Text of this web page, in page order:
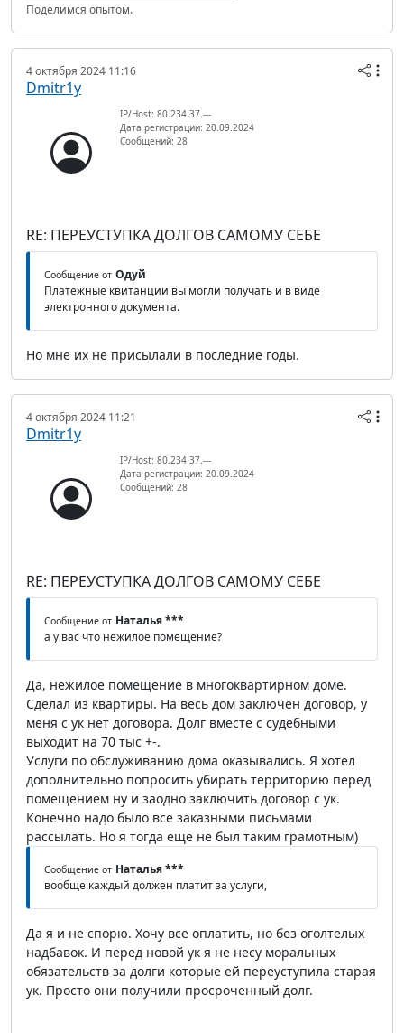
Поделимся опытом.
4 октября 2024 11:16
Dmitr1y
IP/Host: 80.234.37.---
Дата регистрации: 20.09.2024
Сообщений: 28
RE: ПЕРЕУСТУПКА ДОЛГОВ САМОМУ СЕБЕ
Сообщение от Одуй
Платежные квитанции вы могли получать и в виде
электронного документа.
Но мне их не присылали в последние годы.
4 октября 2024 11:21
Dmitr1y
IP/Host: 80.234.37.---
Дата регистрации: 20.09.2024
Сообщений: 28
RE: ПЕРЕУСТУПКА ДОЛГОВ САМОМУ СЕБЕ
Сообщение от Наталья ***
а у вас что нежилое помещение?
Да, нежилое помещение в многоквартирном доме.
Сделал из квартиры. На весь дом заключен договор, у
меня с ук нет договора. Долг вместе с судебными
выходит на 70 тыс +-.
Услуги по обслуживанию дома оказывались. Я хотел
дополнительно попросить убирать территорию перед
помещением ну и заодно заключить договор с ук.
Конечно надо было все заказными письмами
рассылать. Но я тогда еще не был таким грамотным)
Сообщение от Наталья ***
вообще каждый должен платит за услуги,
Да я и не спорю. Хочу все оплатить, но без оголтелых
надбавок. И перед новой ук я не несу моральных
обязательств за долги которые ей переуступила старая
ук. Просто они получили просроченный долг.